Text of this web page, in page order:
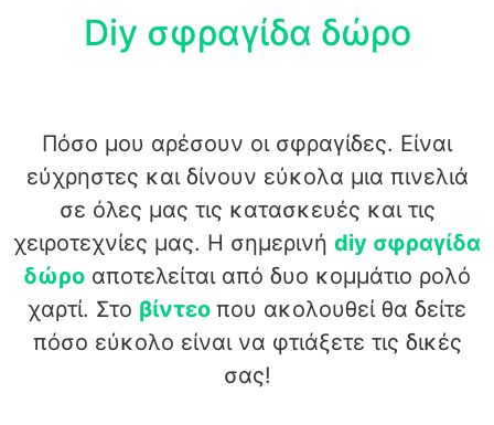
Diy σφραγίδα δώρο
Πόσο μου αρέσουν οι σφραγίδες. Είναι
εύχρηστες και δίνουν εύκολα μια πινελιά
σε όλες μας τις κατασκευές και τις
χειροτεχνίες μας. Η σημερινή diy σφραγίδα
δώρο αποτελείται από δυο κομμάτιο ρολό
χαρτί. Στο βίντεο που ακολουθεί θα δείτε
πόσο εύκολο είναι να φτιάξετε τις δικές
σας!